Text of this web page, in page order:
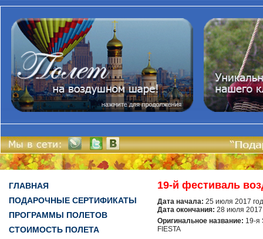
ГЛАВНАЯ
ПОДАРОЧНЫЕ СЕРТИФИКАТЫ
ПРОГРАММЫ ПОЛЕТОВ
СТОИМОСТЬ ПОЛЕТА
19-й фестиваль
Дата начала: 25 июля 2017
Дата окончания: 28 июля 2017
Оригинальное название: 19-я
FIESTA